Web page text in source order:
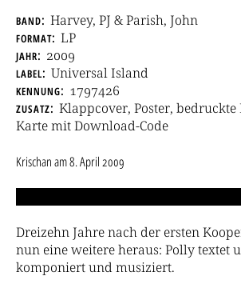
band Harvey, PJ & Parish, John
format LP
jahr 2009
label Universal Island
kennung 1797426
zusatz Klappcover, Poster,
Karte mit Download-Code
Krischanam8. April 2009
Dreizehn Jahre nach der ersten
nun eine weitere heraus: Polly textet
komponiert und musiziert.